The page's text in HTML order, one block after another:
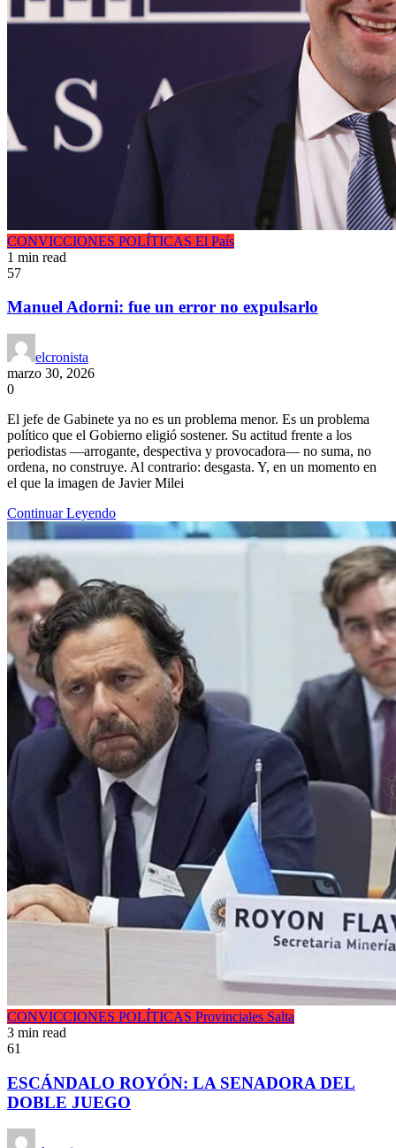
CONVICCIONES POLÍTICAS El País
1 min read
57
Manuel Adorni: fue un error no expulsarlo
elcronista
marzo 30, 2026
0
El jefe de Gabinete ya no es un problema menor. Es un problema
político que el Gobierno eligió sostener. Su actitud frente a los
periodistas —arrogante, despectiva y provocadora— no suma, no
ordena, no construye. Al contrario: desgasta. Y, en un momento en
el que la imagen de Javier Milei
Continuar Leyendo
CONVICCIONES POLÍTICAS Provinciales Salta
3 min read
61
ESCÁNDALO ROYÓN: LA SENADORA DEL
DOBLE JUEGO